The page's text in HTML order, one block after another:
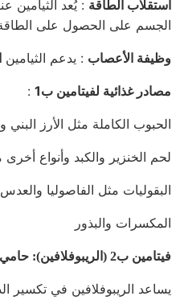
استقلاب الطاقة : يُعد الثيامين
الجسم على الحصول على
وظيفة الأعصاب : يدعم الثيامين
مصادر غذائية لفيتامين ب1 :
الحبوب الكاملة مثل الأرز البني
لحم الخنزير والكبد وأنواع
البقوليات مثل الفاصوليا والعدس
المكسرات والبذور
فيتامين ب2 (الريبوفلافين): حامي البشرة والبصر
يساعد الريبوفلافين في تكسير